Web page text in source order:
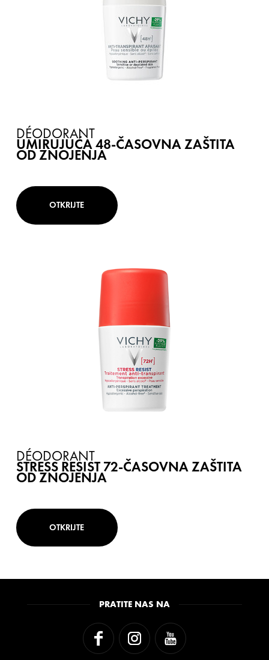
DÉODORANT
UMIRUJUĆA 48-ČASOVNA ZAŠTITA
OD ZNOJENJA
OTKRIJTE
DÉODORANT
STRESS RESIST 72-ČASOVNA ZAŠTITA
OD ZNOJENJA
OTKRIJTE
PRATITE NAS NA